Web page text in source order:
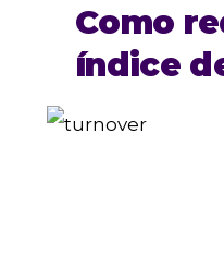
Como
índice